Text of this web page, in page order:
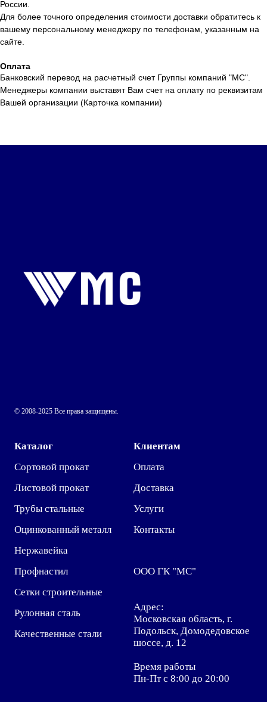
России.
Для более точного определения стоимости доставки обратитесь к
вашему персональному менеджеру по телефонам, указанным на
сайте.
Оплата
Банковский перевод на расчетный счет Группы компаний "МС".
Менеджеры компании выставят Вам счет на оплату по реквизитам
Вашей организации (Карточка компании)
© 2008-2025 Все права защищены.
Каталог
Сортовой прокат
Листовой прокат
Трубы стальные
Оцинкованный металл
Нержавейка
Профнастил
Сетки строительные
Рулонная сталь
Качественные стали
Клиентам
Оплата
Доставка
Услуги
Контакты
ООО ГК "МС"
Адрес:
Московская область, г.
Подольск, Домодедовское
шоссе, д. 12
Время работы
Пн-Пт с 8:00 до 20:00